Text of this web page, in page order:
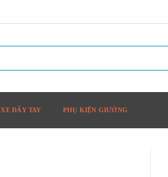
XE ĐẨY TAY PHỤ KIỆN GIƯỜNG